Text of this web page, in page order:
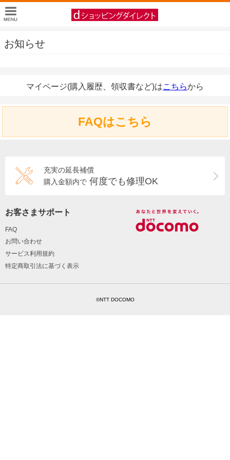
お知らせ
マイページ(購入履歴、領収書など)はこちらから
FAQはこちら
充実の延長補償
購入金額内で 何度でも修理OK
お客さまサポート
FAQ
お問い合わせ
サービス利用規約
特定商取引法に基づく表示
©NTT DOCOMO